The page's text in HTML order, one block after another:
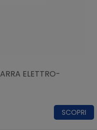
ELETTRO-
SCOPRI